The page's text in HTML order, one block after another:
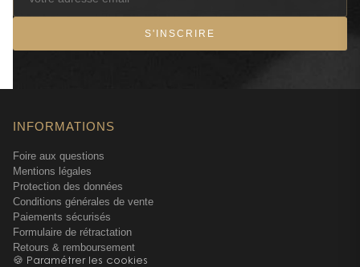
S'INSCRIRE
INFORMATIONS
Foire aux questions
Mentions légales
Protection des données
Conditions générales de vente
Paiements sécurisés
Formulaire de rétractation
Retours & remboursement
🍪 Paramétrer les cookies